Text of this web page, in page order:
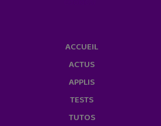
ACCUEIL
ACTUS
APPLIS
TESTS
TUTOS